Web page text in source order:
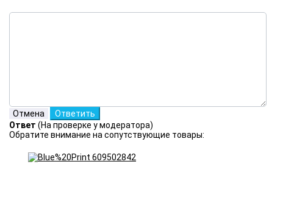
Ответ (На проверке у модератора)
Обратите внимание на сопутствующие товары: